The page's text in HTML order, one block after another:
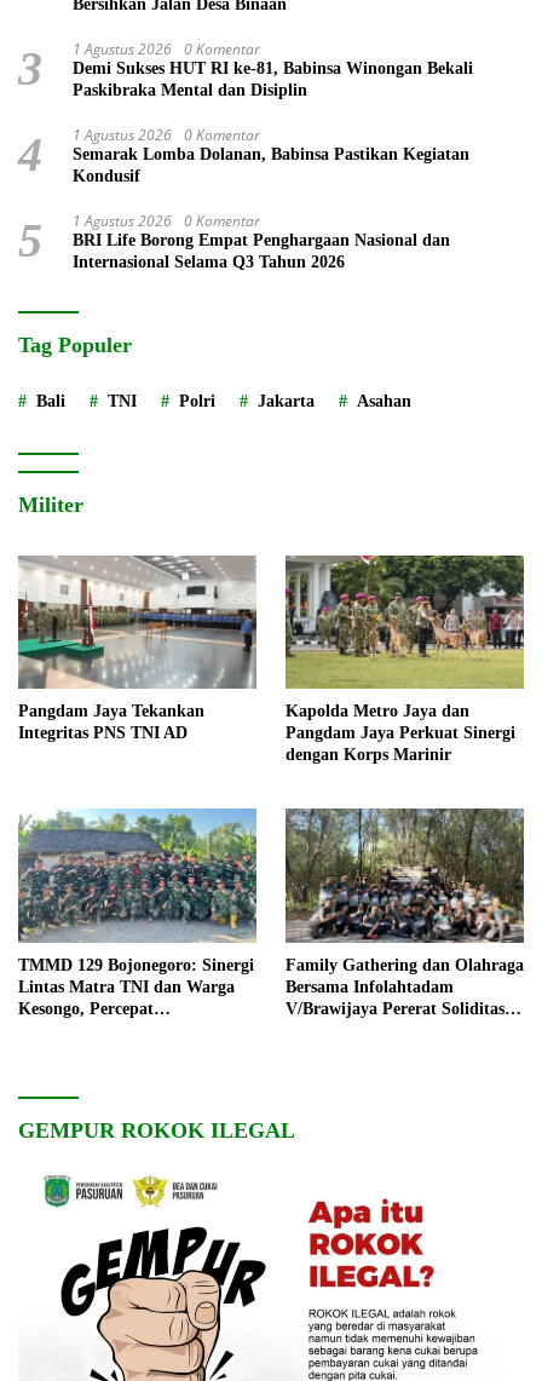
Bersihkan Jalan Desa Binaan
3 1 Agustus 2026 0 Komentar
Demi Sukses HUT RI ke-81, Babinsa Winongan Bekali
Paskibraka Mental dan Disiplin
4 1 Agustus 2026 0 Komentar
Semarak Lomba Dolanan, Babinsa Pastikan Kegiatan
Kondusif
5 1 Agustus 2026 0 Komentar
BRI Life Borong Empat Penghargaan Nasional dan
Internasional Selama Q3 Tahun 2026
Tag Populer
Bali TNI Polri Jakarta Asahan
Militer
Pangdam Jaya Tekankan
Integritas PNS TNI AD
Kapolda Metro Jaya dan
Pangdam Jaya Perkuat Sinergi
dengan Korps Marinir
TMMD 129 Bojonegoro: Sinergi
Lintas Matra TNI dan Warga
Kesongo, Percepat
Family Gathering dan Olahraga
Bersama Infolahtadam
V/Brawijaya Pererat Soliditas
GEMPUR ROKOK ILEGAL